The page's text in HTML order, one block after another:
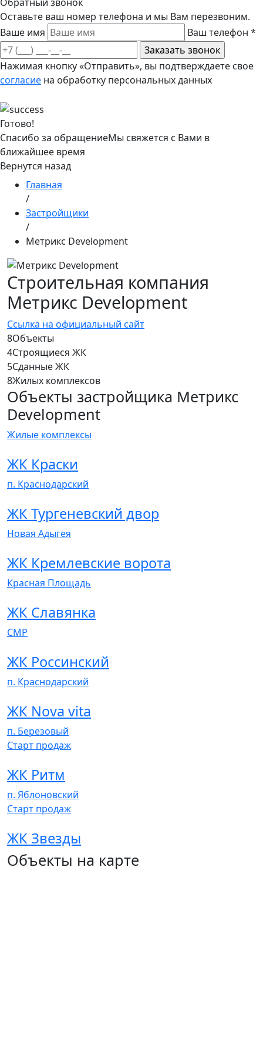
Оставьте ваш номер телефона и мы Вам перезвоним.
Ваше имя
Ваш телефон *
Нажимая кнопку «Отправить», вы подтверждаете свое
согласие на обработку персональных данных
Готово!
Спасибо за обращениеМы свяжется с Вами в
ближайшее время
Вернутся назад
Главная
/
Застройщики
/
Метрикс Development
Строительная компания
Метрикс Development
Ссылка на официальный сайт
8Объекты
4Строящиеся ЖК
5Сданные ЖК
8Жилых комплексов
Объекты застройщика Метрикс
Development
Жилые комплексы
ЖК Краски
п. Краснодарский
ЖК Тургеневский двор
Новая Адыгея
ЖК Кремлевские ворота
Красная Площадь
ЖК Славянка
СМР
ЖК Россинский
п. Краснодарский
ЖК Nova vita
п. Березовый
Cтарт продаж
ЖК Ритм
п. Яблоновский
Cтарт продаж
ЖК Звезды
Объекты на карте